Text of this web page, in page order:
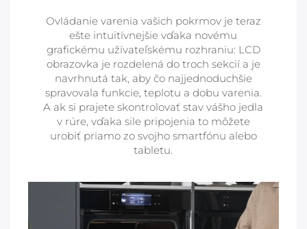
Ovládanie varenia vašich pokrmov je teraz
ešte intuitívnejšie vďaka novému
grafickému užívateľskému rozhraniu: LCD
obrazovka je rozdelená do troch sekcií a je
navrhnutá tak, aby čo najjednoduchšie
spravovala funkcie, teplotu a dobu varenia.
A ak si prajete skontrolovať stav vášho jedla
v rúre, vďaka sile pripojenia to môžete
urobiť priamo zo svojho smartfónu alebo
tabletu.